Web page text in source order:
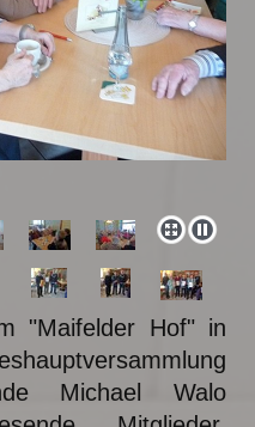
"Maifelder Hof" in
Michael Walo